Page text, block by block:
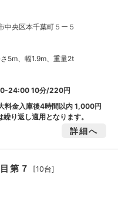
中央区本千葉町５ー５
5m、幅1.9m、重量2t
24:00 10分/220円
料金入庫後4時間以内1,000円
り返し適用となります。
詳細へ
第７ [10台]